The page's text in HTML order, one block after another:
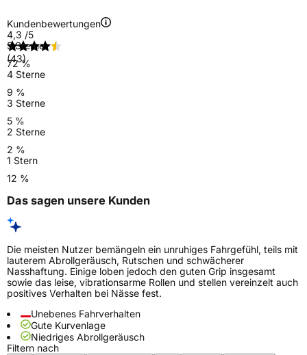
Kundenbewertungen
4,3 /5
(43)
5 Sterne
72 %
4 Sterne
9 %
3 Sterne
5 %
2 Sterne
2 %
1 Stern
12 %
Das sagen unsere Kunden
Die meisten Nutzer bemängeln ein unruhiges Fahrgefühl, teils mit
lauterem Abrollgeräusch, Rutschen und schwächerer
Nasshaftung. Einige loben jedoch den guten Grip insgesamt
sowie das leise, vibrationsarme Rollen und stellen vereinzelt auch
positives Verhalten bei Nässe fest.
Unebenes Fahrverhalten
Gute Kurvenlage
Niedriges Abrollgeräusch
Filtern nach